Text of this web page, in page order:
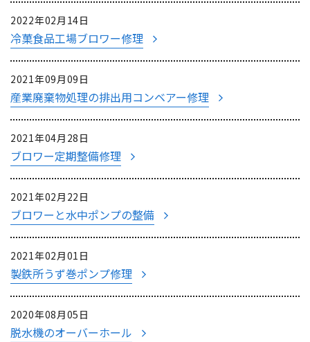
2022年02月14日
冷菓食品工場ブロワー修理
2021年09月09日
産業廃棄物処理の排出用コンベアー修理
2021年04月28日
ブロワー定期整備修理
2021年02月22日
ブロワーと水中ポンプの整備
2021年02月01日
製鉄所うず巻ポンプ修理
2020年08月05日
脱水機のオーバーホール